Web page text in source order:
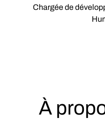
Chargée de
À